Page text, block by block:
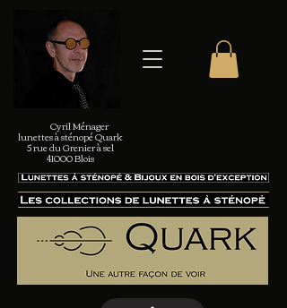
Cyril Ménager
lunettes à sténopé Quark
5 rue du Grenier à sel
41000 Blois